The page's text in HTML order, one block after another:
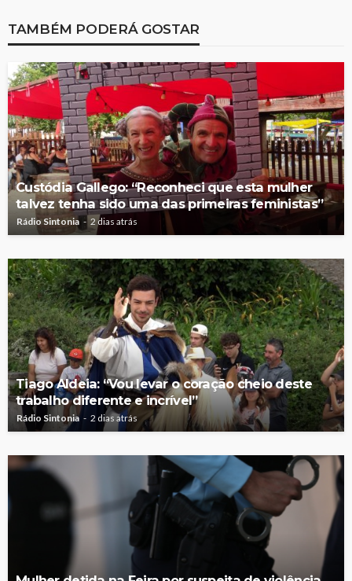
TAMBÉM PODERÁ GOSTAR
Custódia Gallego: “Reconheci que esta mulher
talvez tenha sido uma das primeiras feministas”
Rádio Sintonia 2 dias atrás
Tiago Aldeia: “Vou levar o coração cheio deste
trabalho diferente e incrível”
Rádio Sintonia 2 dias atrás